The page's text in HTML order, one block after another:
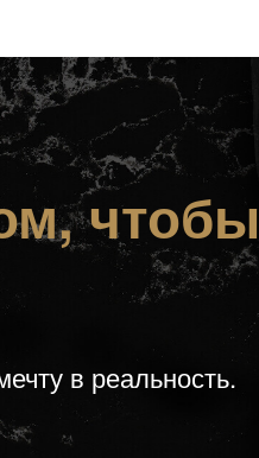
чтобы
в реальность.